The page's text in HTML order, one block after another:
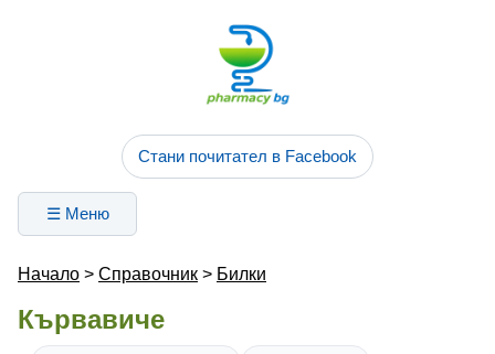
Стани почитател в Facebook
☰ Меню
Начало > Справочник > Билки
Кървавиче